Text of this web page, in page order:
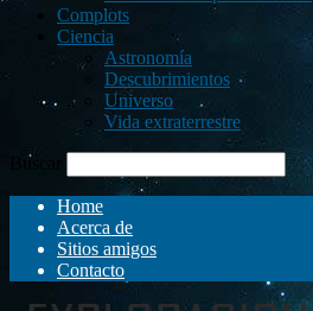
Complots
Ciencia
Astronomía
Descubrimientos
Universo
Vida extraterrestre
Buscar
Home
Acerca de
Sitios amigos
Contacto